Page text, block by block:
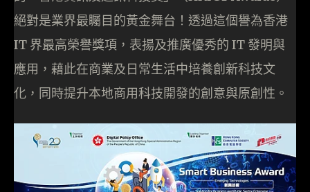
絕對是業界最矚目的黃金舞台！透過這個譽為香港
IT 界最高榮譽獎項，表揚及推廣優秀的 IT 發明與
應用，藉此在商業及日常生活中培養創新科技文
化，同時提升本地商用科技開發的創意與原創性。